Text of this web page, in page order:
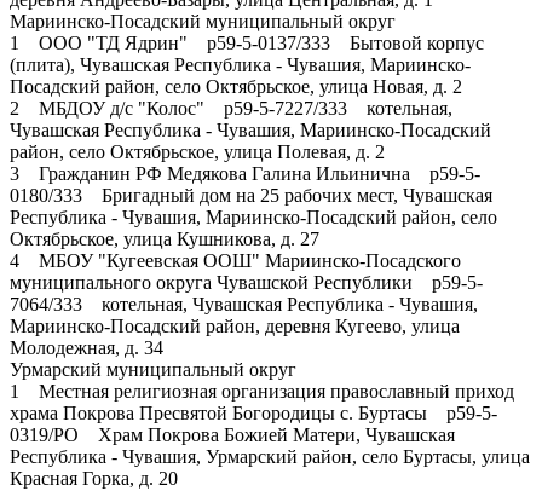
Мариинско-Посадский муниципальный округ
1 ООО "ТД Ядрин" р59-5-0137/333 Бытовой корпус
(плита), Чувашская Республика - Чувашия, Мариинско-
Посадский район, село Октябрьское, улица Новая, д. 2
2 МБДОУ д/с "Колос" р59-5-7227/333 котельная,
Чувашская Республика - Чувашия, Мариинско-Посадский
район, село Октябрьское, улица Полевая, д. 2
3 Гражданин РФ Медякова Галина Ильинична р59-5-
0180/333 Бригадный дом на 25 рабочих мест, Чувашская
Республика - Чувашия, Мариинско-Посадский район, село
Октябрьское, улица Кушникова, д. 27
4 МБОУ "Кугеевская ООШ" Мариинско-Посадского
муниципального округа Чувашской Республики р59-5-
7064/333 котельная, Чувашская Республика - Чувашия,
Мариинско-Посадский район, деревня Кугеево, улица
Молодежная, д. 34
Урмарский муниципальный округ
1 Местная религиозная организация православный приход
храма Покрова Пресвятой Богородицы с. Буртасы р59-5-
0319/РО Храм Покрова Божией Матери, Чувашская
Республика - Чувашия, Урмарский район, село Буртасы, улица
Красная Горка, д. 20